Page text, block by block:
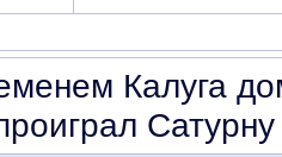
Калуга